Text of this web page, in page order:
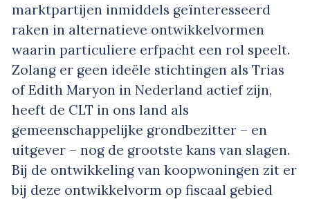
marktpartijen inmiddels geïnteresseerd
raken in alternatieve ontwikkelvormen
waarin particuliere erfpacht een rol speelt.
Zolang er geen ideële stichtingen als Trias
of Edith Maryon in Nederland actief zijn,
heeft de CLT in ons land als
gemeenschappelijke grondbezitter – en
uitgever – nog de grootste kans van slagen.
Bij de ontwikkeling van koopwoningen zit er
bij deze ontwikkelvorm op fiscaal gebied